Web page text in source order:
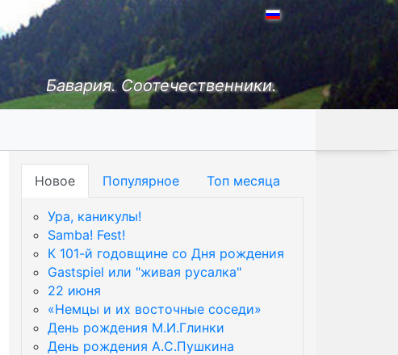
Бавария. Соотечественники.
Новое Популярное Топ месяца
Ура, каникулы!
Samba! Fest!
К 101-й годовщине со Дня рождения
Gastspiel или "живая русалка"
22 июня
«Немцы и их восточные соседи»
День рождения М.И.Глинки
День рождения А.С.Пушкина